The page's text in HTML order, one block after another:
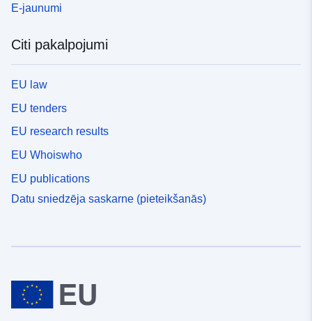
E-jaunumi
Citi pakalpojumi
EU law
EU tenders
EU research results
EU Whoiswho
EU publications
Datu sniedzēja saskarne (pieteikšanās)